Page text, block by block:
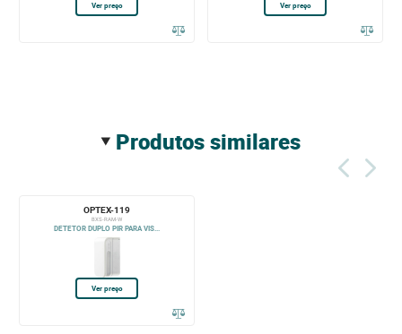
Ver preço Ver preço
produtos similares
OPTEX-119
BXS-RAM-W
DETETOR DUPLO PIR PARA VIS...
Ver preço